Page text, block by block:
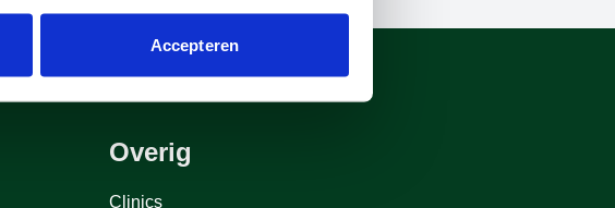
Accepteren
Overig
Clinics